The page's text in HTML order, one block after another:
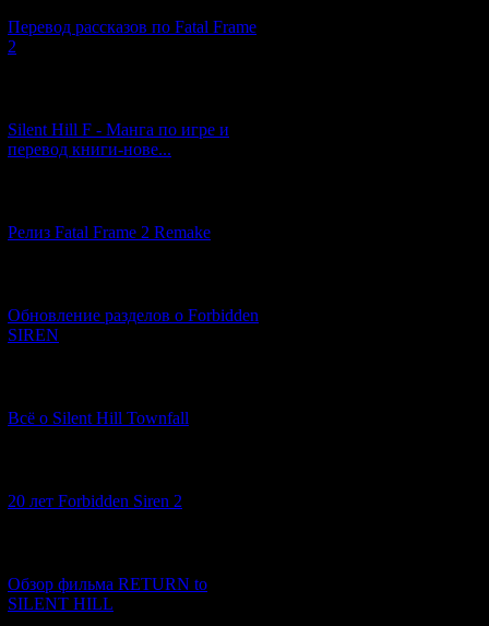
Перевод рассказов по Fatal Frame
2
Silent Hill F - Манга по игре и
перевод книги-нове...
Релиз Fatal Frame 2 Remake
Обновление разделов о Forbidden
SIREN
Всё о Silent Hill Townfall
20 лет Forbidden Siren 2
Обзор фильма RETURN to
SILENT HILL